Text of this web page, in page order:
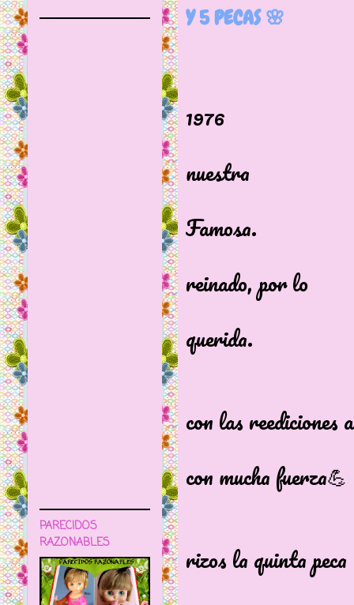
Y 5 PECAS 🌸
1976
nuestra
Famosa.
reinado, por lo
que es
querida.
Se cae
con las reediciones
con mucha fuerza💪
rizos la quinta
PARECIDOS
RAZONABLES